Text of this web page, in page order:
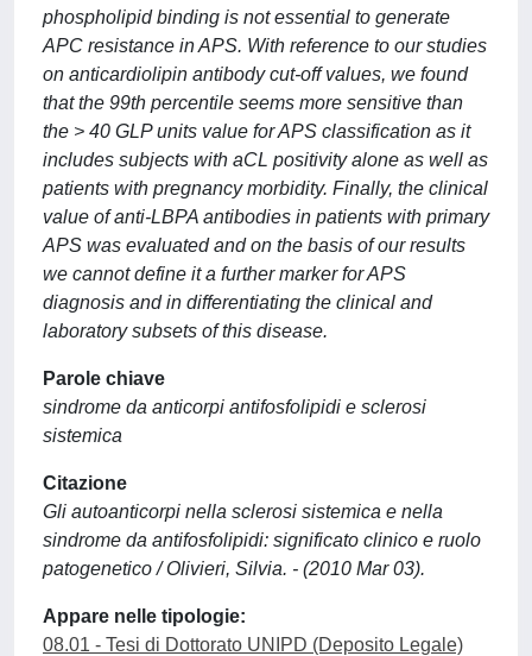
phospholipid binding is not essential to generate
APC resistance in APS. With reference to our studies
on anticardiolipin antibody cut-off values, we found
that the 99th percentile seems more sensitive than
the > 40 GLP units value for APS classification as it
includes subjects with aCL positivity alone as well as
patients with pregnancy morbidity. Finally, the clinical
value of anti-LBPA antibodies in patients with primary
APS was evaluated and on the basis of our results
we cannot define it a further marker for APS
diagnosis and in differentiating the clinical and
laboratory subsets of this disease.
Parole chiave
sindrome da anticorpi antifosfolipidi e sclerosi
sistemica
Citazione
Gli autoanticorpi nella sclerosi sistemica e nella
sindrome da antifosfolipidi: significato clinico e ruolo
patogenetico / Olivieri, Silvia. - (2010 Mar 03).
Appare nelle tipologie:
08.01 - Tesi di Dottorato UNIPD (Deposito Legale)